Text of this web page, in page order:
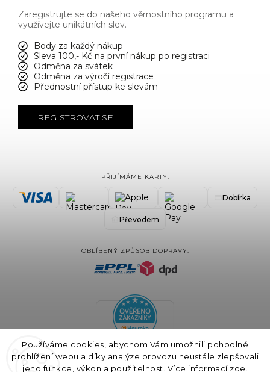
Používáme cookies, abychom Vám umožnili pohodlné
prohlížení webu a díky analýze provozu neustále zlepšovali
jeho funkce, výkon a použitelnost. Více informací zde.
Zaregistrujte se do našeho věrnostního programu a
využívejte unikátních slev.
Body za každý nákup
Sleva 100,- Kč na první nákup po registraci
Odměna za svátek
Odměna za výročí registrace
Přednostní přístup ke slevám
REGISTROVAT SE
PŘIJÍMÁME KARTY:
Dobírka
Převodem
OBLÍBENÝ ZPŮSOB DOPRAVY: